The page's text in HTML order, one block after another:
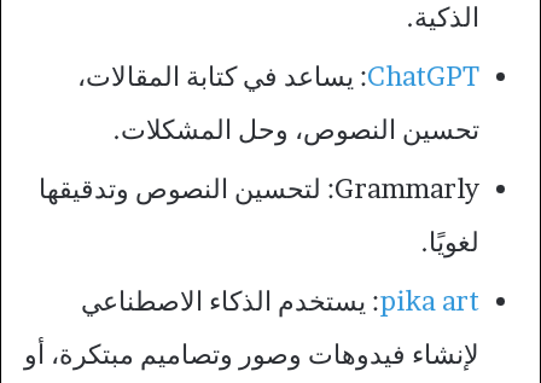
الذكية.
ChatGPT: يساعد في كتابة المقالات،
تحسين النصوص، وحل المشكلات.
Grammarly: لتحسين النصوص وتدقيقها
لغويًا.
pika art: يستخدم الذكاء الاصطناعي
لإنشاء فيدوهات وصور وتصاميم مبتكرة، أو